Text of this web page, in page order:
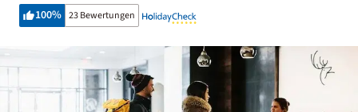
100% 23 Bewertungen